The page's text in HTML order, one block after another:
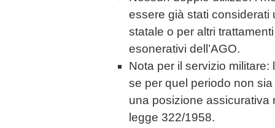
essere già stati considerati
statale o per altri
esonerativi dell’AGO.
Nota per il servizio militare:
se per quel periodo non
una posizione assicurativa
legge 322/1958.